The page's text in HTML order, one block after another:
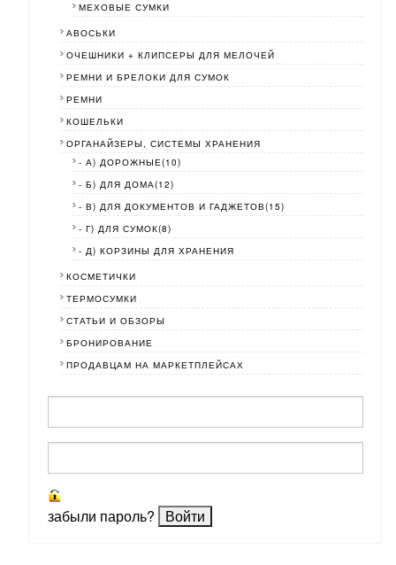
МЕХОВЫЕ СУМКИ
АВОСЬКИ
ОЧЕШНИКИ + КЛИПСЕРЫ ДЛЯ МЕЛОЧЕЙ
РЕМНИ И БРЕЛОКИ ДЛЯ СУМОК
РЕМНИ
КОШЕЛЬКИ
ОРГАНАЙЗЕРЫ, СИСТЕМЫ ХРАНЕНИЯ
- А) ДОРОЖНЫЕ(10)
- Б) ДЛЯ ДОМА(12)
- В) ДЛЯ ДОКУМЕНТОВ И ГАДЖЕТОВ(15)
- Г) ДЛЯ СУМОК(8)
- Д) КОРЗИНЫ ДЛЯ ХРАНЕНИЯ
КОСМЕТИЧКИ
ТЕРМОСУМКИ
СТАТЬИ И ОБЗОРЫ
БРОНИРОВАНИЕ
ПРОДАВЦАМ НА МАРКЕТПЛЕЙСАХ
забыли пароль?